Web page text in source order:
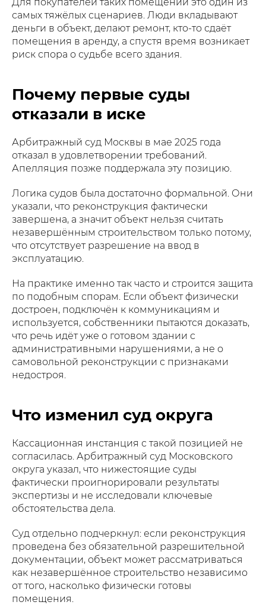
самых тяжёлых сценариев. Люди вкладывают
деньги в объект, делают ремонт, кто-то сдаёт
помещения в аренду, а спустя время возникает
риск спора о судьбе всего здания.
Почему первые суды
отказали в иске
Арбитражный суд Москвы в мае 2025 года
отказал в удовлетворении требований.
Апелляция позже поддержала эту позицию.
Логика судов была достаточно формальной. Они
указали, что реконструкция фактически
завершена, а значит объект нельзя считать
незавершённым строительством только потому,
что отсутствует разрешение на ввод в
эксплуатацию.
На практике именно так часто и строится защита
по подобным спорам. Если объект физически
достроен, подключён к коммуникациям и
используется, собственники пытаются доказать,
что речь идёт уже о готовом здании с
административными нарушениями, а не о
самовольной реконструкции с признаками
недостроя.
Что изменил суд округа
Кассационная инстанция с такой позицией не
согласилась. Арбитражный суд Московского
округа указал, что нижестоящие суды
фактически проигнорировали результаты
экспертизы и не исследовали ключевые
обстоятельства дела.
Суд отдельно подчеркнул: если реконструкция
проведена без обязательной разрешительной
документации, объект может рассматриваться
как незавершённое строительство независимо
от того, насколько физически готовы
помещения.